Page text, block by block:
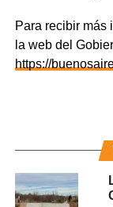
Para recibir más
la web del
https://